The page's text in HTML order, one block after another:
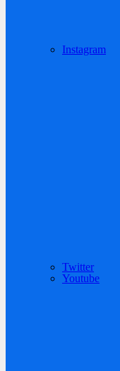
Instagram
Twitter
Youtube